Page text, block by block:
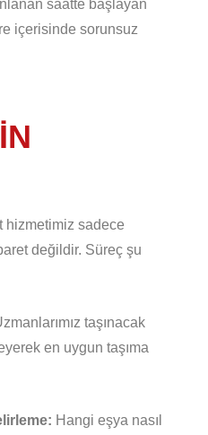
saatte başlayan
içerisinde sorunsuz
hizmetimiz sadece
değildir. Süreç şu
taşınacak
en uygun taşıma
Hangi eşya nasıl